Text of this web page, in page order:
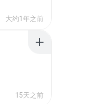
大约1年之前
15天之前